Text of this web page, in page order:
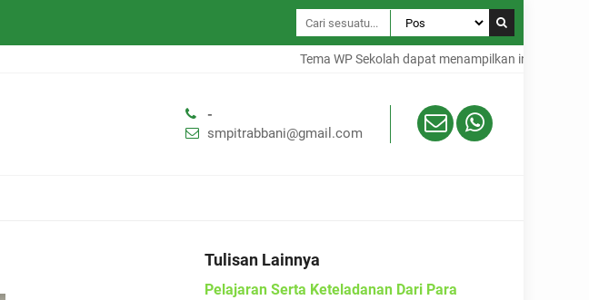
Tema WP Sekolah dapat menampilkan informasi
-
smpitrabbani@gmail.com
Tulisan Lainnya
Pelajaran Serta Keteladanan Dari Para